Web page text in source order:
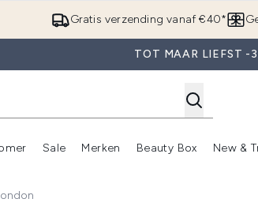
Gratis verzending vanaf €40*
TOT MAAR LIEFST -
Enter submenu (Zomer)
Sale
Enter submenu (Sale)
Merken
Enter submenu
Beauty Box New &